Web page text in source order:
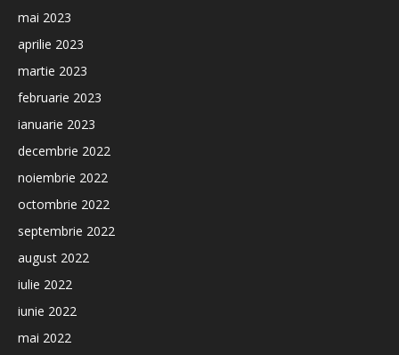
mai 2023
aprilie 2023
martie 2023
februarie 2023
ianuarie 2023
decembrie 2022
noiembrie 2022
octombrie 2022
septembrie 2022
august 2022
iulie 2022
iunie 2022
mai 2022